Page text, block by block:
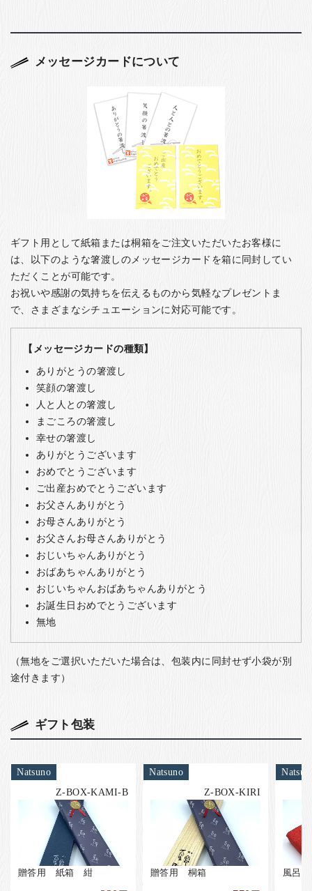
メッセージカードについて
ギフト用として紙箱または桐箱をご注文いただいたお客様に
は、以下のような箸渡しのメッセージカードを箱に同封してい
ただくことが可能です。
お祝いや感謝の気持ちを伝えるものから気軽なプレゼントま
で、さまざまなシチュエーションに対応可能です。
【メッセージカードの種類】
ありがとうの箸渡し
笑顔の箸渡し
人と人との箸渡し
まごころの箸渡し
幸せの箸渡し
ありがとうございます
おめでとうございます
ご出産おめでとうございます
お父さんありがとう
お母さんありがとう
お父さんお母さんありがとう
おじいちゃんありがとう
おばあちゃんありがとう
おじいちゃんおばあちゃんありがとう
お誕生日おめでとうございます
無地
（無地をご選択いただいた場合は、包装内に同封せず小袋が別
途付きます）
ギフト包装
Natsuno
Z-BOX-KAMI-B
贈答用 紙箱 紺
Natsuno
Z-BOX-KIRI
贈答用 桐箱 風呂